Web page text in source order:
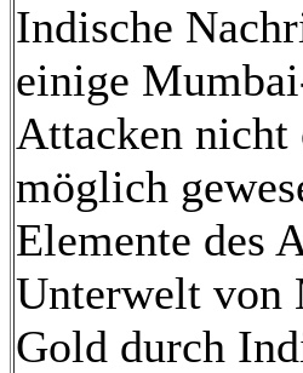
Indische
einige
Attacken nicht
möglich
Elemente des
Unterwelt von
Gold durch